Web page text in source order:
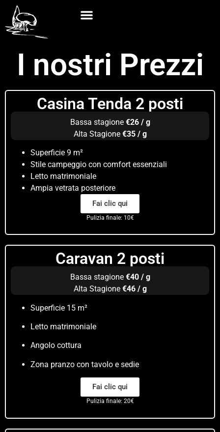
I nostri Prezzi
Casina Tenda 2 posti​
Bassa stagione €26 / g
Alta Stagione €35 / g
Superficie 9 m²
Stile campeggio con comfort essenziali
Letto matrimoniale
Ampia vetrata posteriore
Fai clic qui
Pulizia finale: 10€
Caravan 2 posti​
Bassa stagione €40 / g
Alta Stagione €46 / g
Superficie 15 m²
Letto matrimoniale
Angolo cottura
Zona pranzo con tavolo e sedie
Fai clic qui
Pulizia finale: 20€